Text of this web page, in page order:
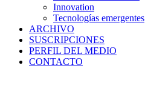
Innovation
Tecnologías emergentes
ARCHIVO
SUSCRIPCIONES
PERFIL DEL MEDIO
CONTACTO